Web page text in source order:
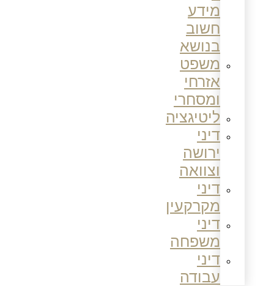
מידע
חשוב
בנושא
משפט
אזרחי
ומסחרי
ליטיגציה
דיני
ירושה
וצוואה
דיני
מקרקעין
דיני
משפחה
דיני
עבודה